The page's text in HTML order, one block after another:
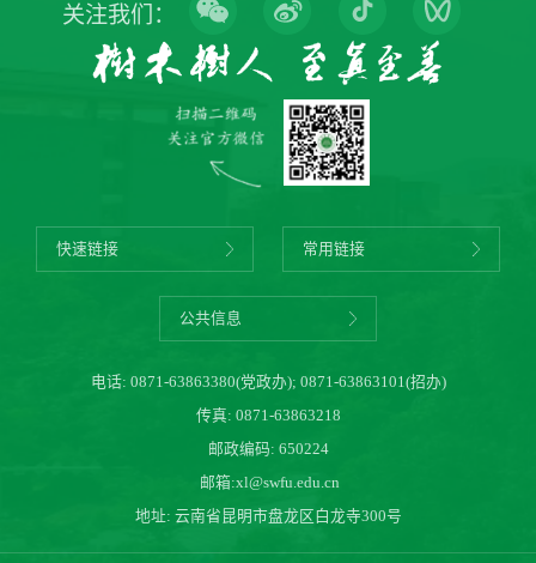
关注我们：
快速链接 常用链接
公共信息
电话: 0871-63863380(党政办); 0871-63863101(招办)
传真: 0871-63863218
邮政编码: 650224
邮箱:xl@swfu.edu.cn
地址: 云南省昆明市盘龙区白龙寺300号